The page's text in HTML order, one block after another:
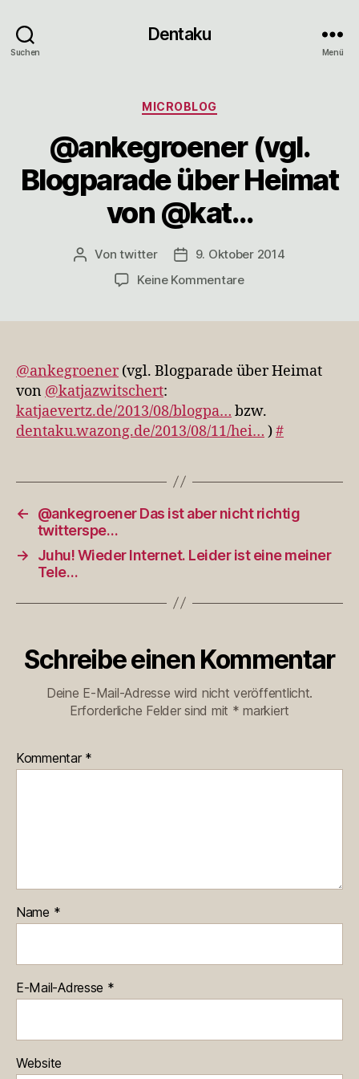
Suchen
Dentaku
Menü
Kategorien
MICROBLOG
@ankegroener (vgl.
Blogparade über Heimat
von @kat…
Beitragsautor
Vontwitter Veröffentlichungsdatum
9. Oktober 2014
Keine Kommentarezu
Heimat
@ankegroener (vgl. Blogparade über Heimat
von @katjazwitschert:
katjaevertz.de/2013/08/blogpa… bzw.
dentaku.wazong.de/2013/08/11/hei… )#
←
@ankegroener Das ist aber nicht richtig
twitterspe…
→
Juhu! Wieder Internet. Leider ist eine meiner
Tele…
Schreibe einen Kommentar
Deine E-Mail-Adresse wird nicht veröffentlicht.
Erforderliche Felder sind mit * markiert
Kommentar *
Name *
E-Mail-Adresse *
Website